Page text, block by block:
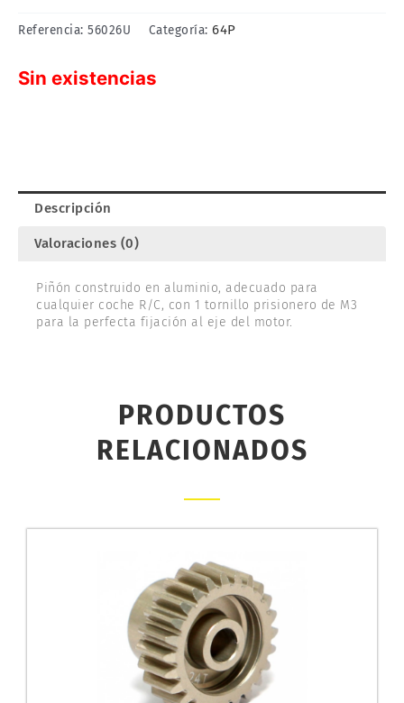
Referencia: 56026U Categoría: 64P
Sin existencias
Descripción
Valoraciones (0)
Piñón construido en aluminio, adecuado para
cualquier coche R/C, con 1 tornillo prisionero de M3
para la perfecta fijación al eje del motor.
PRODUCTOS
RELACIONADOS